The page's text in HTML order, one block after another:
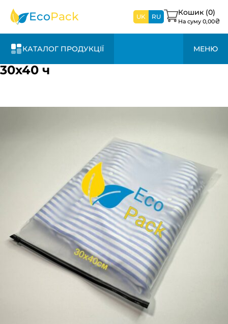
часом
EcoPack UK RU Кошик (0)
На суму 0,00₴
КАТАЛОГ ПРОДУКЦІЇ МЕНЮ
30х40 ч